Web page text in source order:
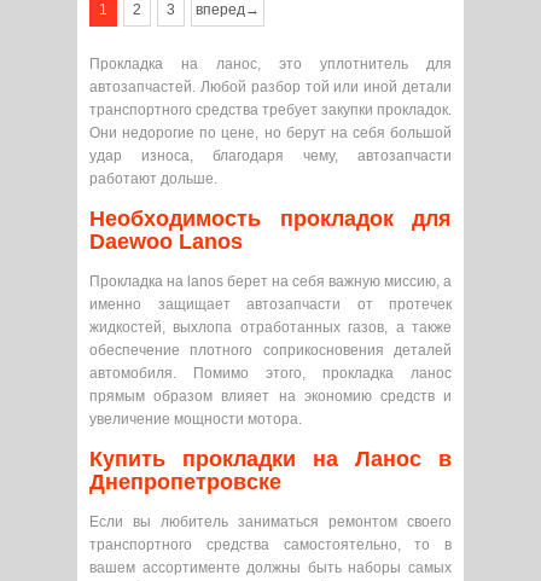
1 2 3 вперед→
Прокладка на ланос, это уплотнитель для
автозапчастей. Любой разбор той или иной детали
транспортного средства требует закупки прокладок.
Они недорогие по цене, но берут на себя большой
удар износа, благодаря чему, автозапчасти
работают дольше.
Необходимость прокладок для
Daewoo Lanos
Прокладка на lanos берет на себя важную миссию, а
именно защищает автозапчасти от протечек
жидкостей, выхлопа отработанных газов, а также
обеспечение плотного соприкосновения деталей
автомобиля. Помимо этого, прокладка ланос
прямым образом влияет на экономию средств и
увеличение мощности мотора.
Купить прокладки на Ланос в
Днепропетровске
Если вы любитель заниматься ремонтом своего
транспортного средства самостоятельно, то в
вашем ассортименте должны быть наборы самых